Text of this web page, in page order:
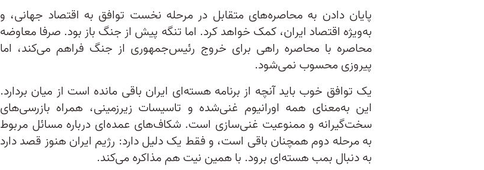
پایان دادن به محاصره‌های متقابل در مرحله نخست توافق به اقتصاد جهانی، و
به‌ویژه اقتصاد ایران، کمک خواهد کرد. اما تنگه پیش از جنگ باز بود. صرفا معاوضه
محاصره با محاصره راهی برای خروج رئیس‌جمهوری از جنگ فراهم می‌کند، اما
پیروزی محسوب نمی‌شود.
یک توافق خوب باید آنچه از برنامه هسته‌ای ایران باقی مانده است از میان بردارد.
این به‌معنای همه اورانیوم غنی‌شده و تاسیسات زیرزمینی، همراه بازرسی‌های
سخت‌گیرانه و ممنوعیت غنی‌سازی است. شکاف‌های عمده‌ای درباره مسائل مربوط
به مرحله دوم همچنان باقی است، و فقط یک دلیل دارد: رژیم ایران هنوز قصد دارد
به دنبال بمب هسته‌ای برود. با همین نیت هم مذاکره می‌کند.